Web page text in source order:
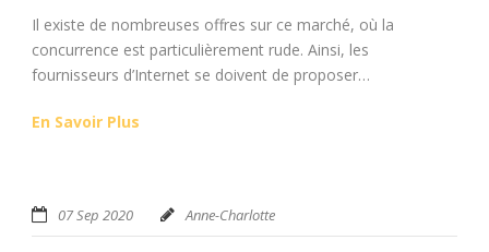
Il existe de nombreuses offres sur ce marché, où la
concurrence est particulièrement rude. Ainsi, les
fournisseurs d’Internet se doivent de proposer…
En Savoir Plus
07 Sep 2020 Anne-Charlotte